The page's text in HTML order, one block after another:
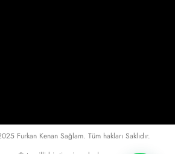
Furkan Kenan Sağlam. Tüm hakları Saklıdır.